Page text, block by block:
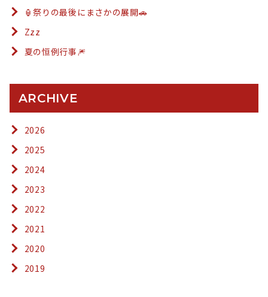
🏮祭りの最後にまさかの展開🚗
Zzz
夏の恒例行事🎆
ARCHIVE
2026
2025
2024
2023
2022
2021
2020
2019